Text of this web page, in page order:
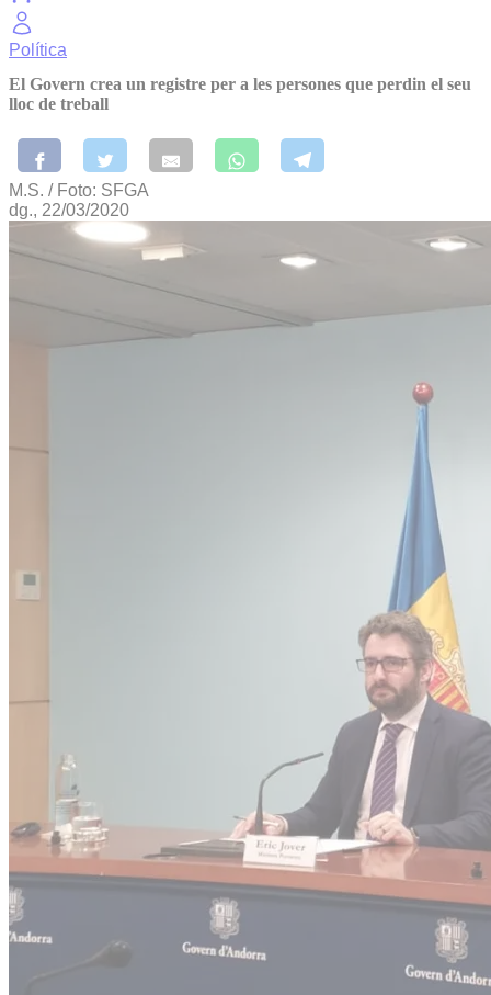
Política
El Govern crea un registre per a les persones que perdin el seu
lloc de treball
M.S. / Foto: SFGA
dg., 22/03/2020